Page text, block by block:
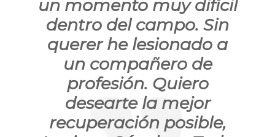
un momento muy difícil
dentro del campo. Sin
querer he lesionado a
un compañero de
profesión. Quiero
desearte la mejor
recuperación posible,